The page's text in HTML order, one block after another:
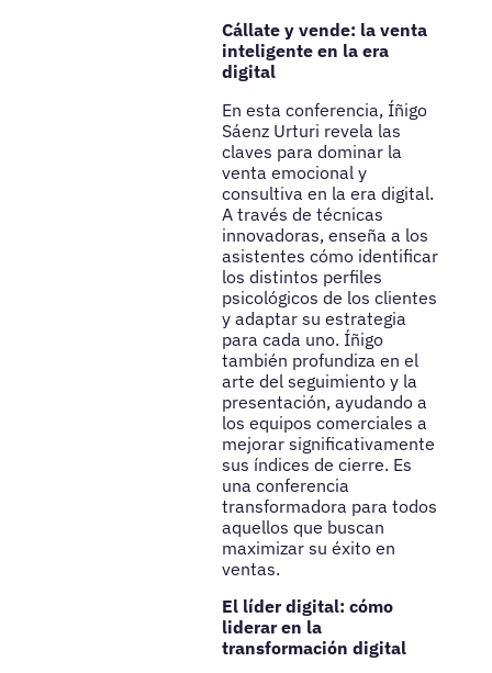
Cállate y vende: la venta
inteligente en la era
digital
En esta conferencia, Íñigo
Sáenz Urturi revela las
claves para dominar la
venta emocional y
consultiva en la era digital.
A través de técnicas
innovadoras, enseña a los
asistentes cómo identificar
los distintos perfiles
psicológicos de los clientes
y adaptar su estrategia
para cada uno. Íñigo
también profundiza en el
arte del seguimiento y la
presentación, ayudando a
los equipos comerciales a
mejorar significativamente
sus índices de cierre. Es
una conferencia
transformadora para todos
aquellos que buscan
maximizar su éxito en
ventas.
El líder digital: cómo
liderar en la
transformación digital